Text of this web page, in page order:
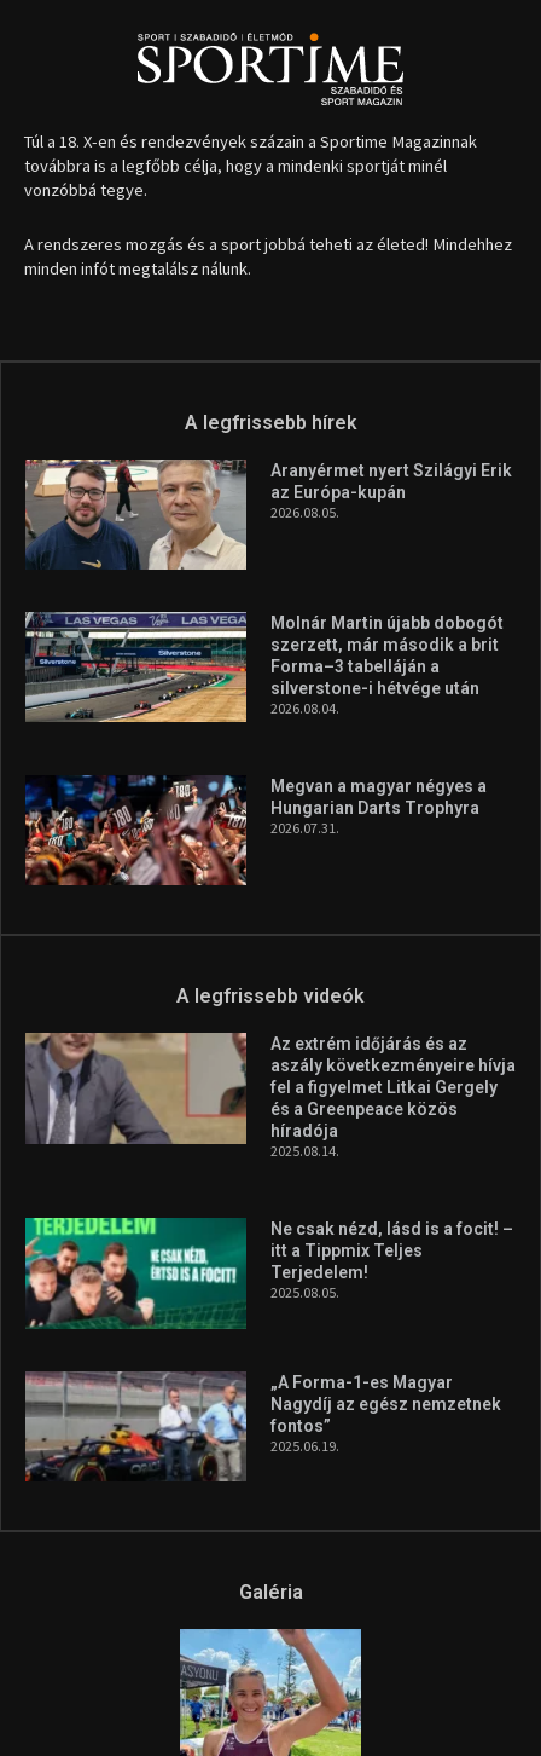
Túl a 18. X-en és rendezvények százain a Sportime Magazinnak
továbbra is a legfőbb célja, hogy a mindenki sportját minél
vonzóbbá tegye.
A rendszeres mozgás és a sport jobbá teheti az életed! Mindehhez
minden infót megtalálsz nálunk.
A legfrissebb hírek
Aranyérmet nyert Szilágyi Erik
az Európa-kupán
2026.08.05.
Molnár Martin újabb dobogót
szerzett, már második a brit
Forma–3 tabelláján a
silverstone-i hétvége után
2026.08.04.
Megvan a magyar négyes a
Hungarian Darts Trophyra
2026.07.31.
A legfrissebb videók
Az extrém időjárás és az
aszály következményeire hívja
fel a figyelmet Litkai Gergely
és a Greenpeace közös
híradója
2025.08.14.
Ne csak nézd, lásd is a focit! –
itt a Tippmix Teljes
Terjedelem!
2025.08.05.
„A Forma-1-es Magyar
Nagydíj az egész nemzetnek
fontos”
2025.06.19.
Galéria